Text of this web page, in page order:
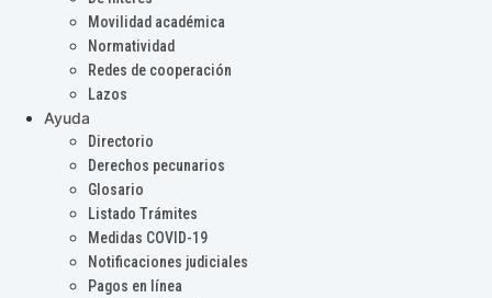
Movilidad académica
Normatividad
Redes de cooperación
Lazos
Ayuda
Directorio
Derechos pecunarios
Glosario
Listado Trámites
Medidas COVID-19
Notificaciones judiciales
Pagos en línea